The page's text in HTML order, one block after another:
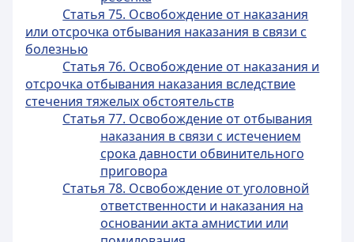
Статья 75. Освобождение от наказания
или отсрочка отбывания наказания в связи с
болезнью
Статья 76. Освобождение от наказания и
отсрочка отбывания наказания вследствие
стечения тяжелых обстоятельств
Статья 77. Освобождение от отбывания
наказания в связи с истечением
срока давности обвинительного
приговора
Статья 78. Освобождение от уголовной
ответственности и наказания на
основании акта амнистии или